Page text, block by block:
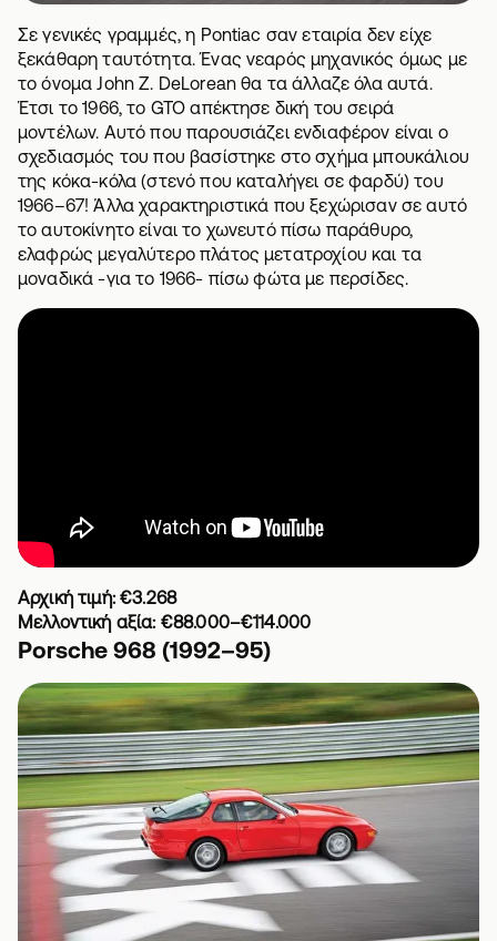
Σε γενικές γραμμές, η Pontiac σαν εταιρία δεν είχε
ξεκάθαρη ταυτότητα. Ένας νεαρός μηχανικός όμως με
το όνομα John Z. DeLorean θα τα άλλαζε όλα αυτά.
Έτσι το 1966, το GTO απέκτησε δική του σειρά
μοντέλων. Αυτό που παρουσιάζει ενδιαφέρον είναι ο
σχεδιασμός του που βασίστηκε στο σχήμα μπουκάλιου
της κόκα-κόλα (στενό που καταλήγει σε φαρδύ) του
1966–67! Άλλα χαρακτηριστικά που ξεχώρισαν σε αυτό
το αυτοκίνητο είναι το χωνευτό πίσω παράθυρο,
ελαφρώς μεγαλύτερο πλάτος μετατροχίου και τα
μοναδικά -για το 1966- πίσω φώτα με περσίδες.
Αρχική τιμή: €3.268
Μελλοντική αξία: €88.000–€114.000
Porsche 968 (1992–95)